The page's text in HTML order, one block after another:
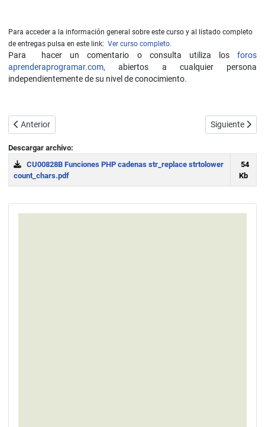
Para acceder a la información general sobre este curso y al listado completo
de entregas pulsa en este link: Ver curso completo.
Para hacer un comentario o consulta utiliza losforos
aprenderaprogramar.com, abiertos a cualquier persona
independientemente de su nivel de conocimiento.
Artículo anterior: Funciones PHP: declaración y llamadas.
Anterior Artículo
Siguiente
Descargar archivo:
CU00828B Funciones PHP cadenas str_replace strtolower
count_chars.pdf
54
Kb